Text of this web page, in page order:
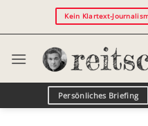
Kein Klartext-
Persönliches Briefing